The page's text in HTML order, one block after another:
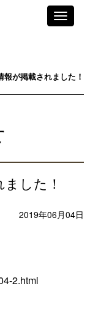
Toggle
報が掲載されました！
した！
2019年06月04日
2.html